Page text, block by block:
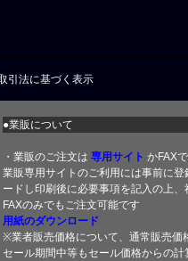
引法に基づく表示
●業販について
・業販のご注文は 専用サイト かFAX
業販専用サイトのご利用には事前に
ードし印刷後に必要事項を記入の上
FAXのみでもご注文可能です
用紙のダウンロード
※業者販売価格について、通常販売価
セール期間中等もセール価格からの